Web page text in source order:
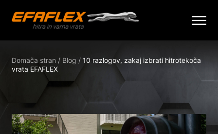
content
Domača stran / Blog / 10 razlogov, zakaj izbrati hitrotekoča
vrata EFAFLEX